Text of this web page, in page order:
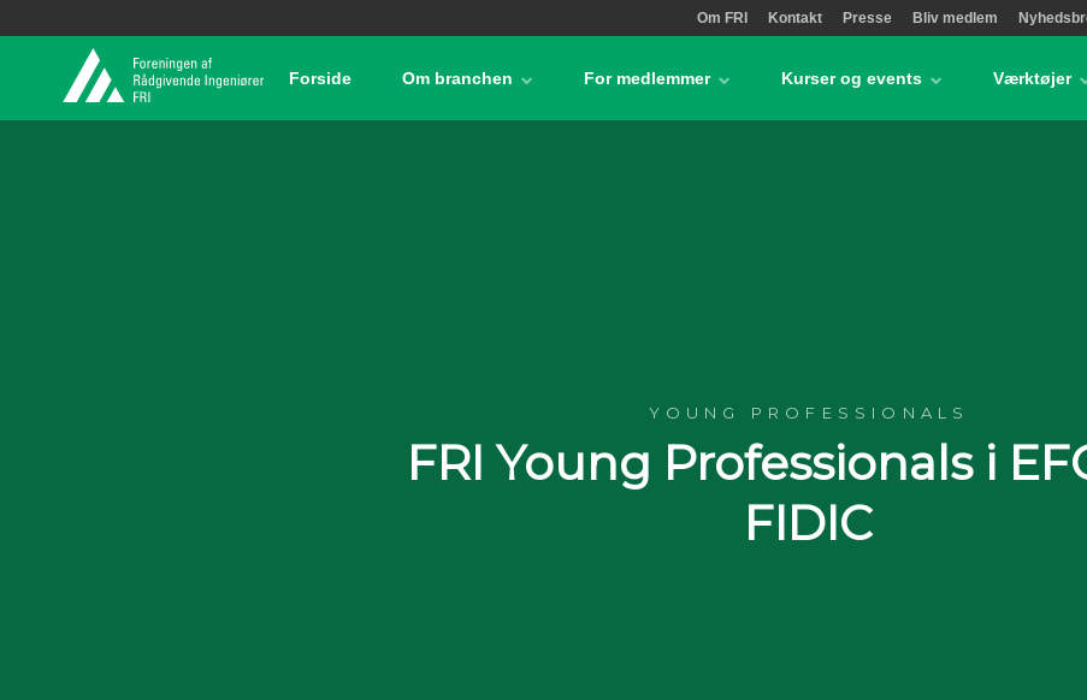
Om FRI Kontakt Presse Bliv medlem
Forside Om branchen For medlemmer Kurser og events Værktøjer
YOUNG PROFESSIONALS
FRI Young Professionals i
FIDIC